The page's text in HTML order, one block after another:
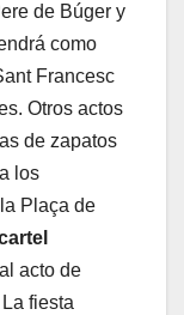
de Búger y
como
Francesc
Otros actos
de zapatos
a los
Plaça de
acto de
fiesta